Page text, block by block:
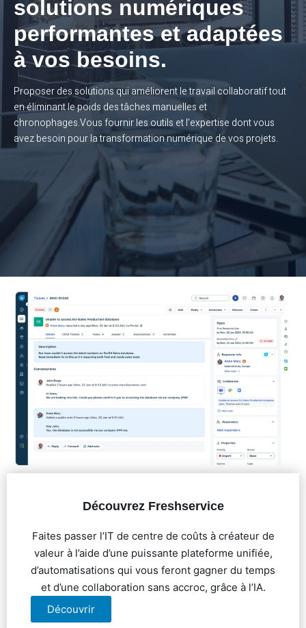
solutions numériques
performantes et adaptées
à vos besoins.
Proposer des solutions qui améliorent le travail collaboratif tout
en éliminant le poids des tâches manuelles et
chronophages.Vous fournir les outils et l’expertise dont vous
avez besoin pour la transformation numérique de vos projets.
Découvrez Freshservice
Faites passer l’IT de centre de coûts à créateur de
valeur à l’aide d’une puissante plateforme unifiée,
d’automatisations qui vous feront gagner du temps
et d’une collaboration sans accroc, grâce à l’IA.
Découvrir